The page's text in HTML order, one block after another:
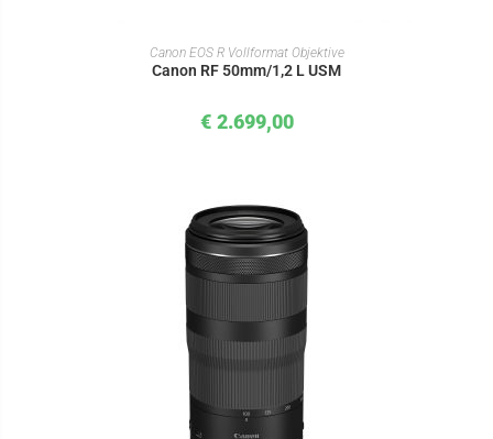
IN DEN WARENKORB
Canon EOS R Vollformat Objektive
Canon RF 50mm/1,2 L USM
€ 2.699,00